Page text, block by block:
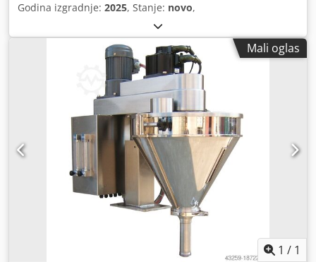
Godina izgradnje: 2025, Stanje: novo,
Mali oglas
1 / 1